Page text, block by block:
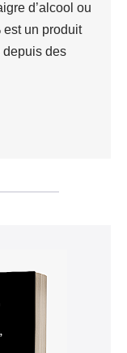
d’alcool ou
est un produit
depuis des